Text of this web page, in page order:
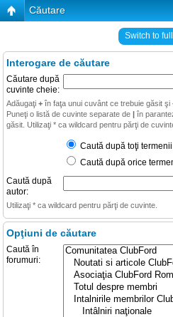
Căutare
Switch to
Interogare de căutare
Căutare după
cuvinte cheie:
Adăugaţi + în faţa unui cuvânt ce trebuie găsit şi
Puneţi o listă de cuvinte separate de | în
găsit. Utilizaţi * ca wildcard pentru părţi de
Caută după toţi
Caută după orice
Caută după
autor:
Utilizaţi * ca wildcard pentru părţi de cuvinte.
Opţiuni de căutare
Caută în
forumuri: